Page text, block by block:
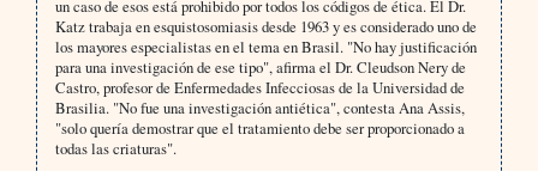
un caso de esos está prohibido por todos los códigos de ética. El Dr.
Katz trabaja en esquistosomiasis desde 1963 y es considerado uno de
los mayores especialistas en el tema en Brasil. "No hay justificación
para una investigación de ese tipo", afirma el Dr. Cleudson Nery de
Castro, profesor de Enfermedades Infecciosas de la Universidad de
Brasilia. "No fue una investigación antiética", contesta Ana Assis,
"solo quería demostrar que el tratamiento debe ser proporcionado a
todas las criaturas".